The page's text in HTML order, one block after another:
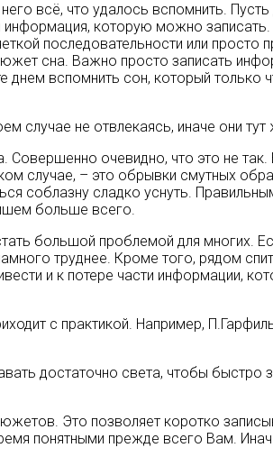
всё, что удалось вспомнить.
которую можно записать.
последовательности или просто
сна. Важно просто записать
днем вспомнить сон, который только
случае не отвлекаясь, иначе они тут
очевидно, что это не так.
случае, – это обрывки смутных
соблазну сладко уснуть.
больше всего.
большой проблемой для многих.
труднее. Кроме того, рядом
и к потере части информации,
с практикой. Например,
достаточно света, чтобы быстро
Это позволяет коротко
понятными прежде всего Вам.